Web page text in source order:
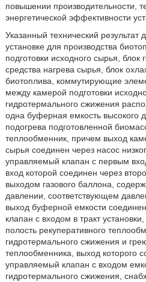
повышении производительности,
энергетической эффективности
Указанный технический результат
установке для производства
подготовки исходного сырья, блок
средства нагрева сырья, блок
биотоплива, коммутирующие
между камерой подготовки
гидротермального сжижения
одна буферная емкость высокого
подогрева подготовленной
теплообменник, причем выход
сырья соединен через насос
управляемый клапан с первым
вход которой соединен через
выходом газового баллона,
давлении, соответствующем
выход буферной емкости
клапан с входом в тракт
полость рекуперативного
гидротермального сжижения и
теплообменника, выход которого
управляемый клапан с входом
гидротермального сжижения,